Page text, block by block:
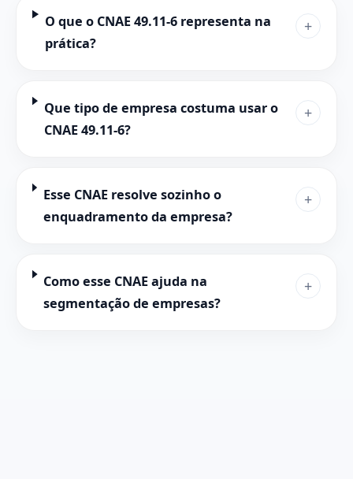
O que o CNAE 49.11-6 representa na
prática?
+
Que tipo de empresa costuma usar o
CNAE 49.11-6?
+
Esse CNAE resolve sozinho o
enquadramento da empresa?
+
Como esse CNAE ajuda na
segmentação de empresas?
+